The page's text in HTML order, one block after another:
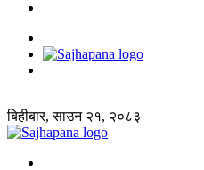
बिहीबार, साउन २१, २०८३